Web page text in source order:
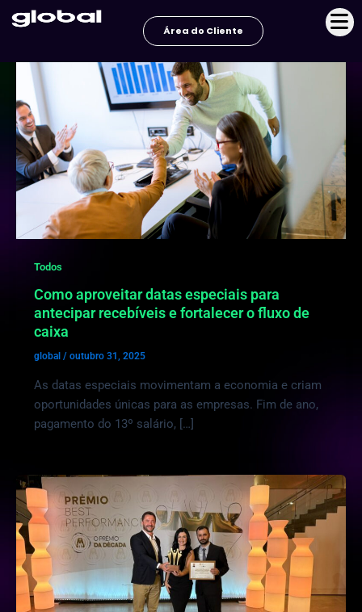
para
conteúdo
Área do Cliente
Todos
Como aproveitar datas especiais para
antecipar recebíveis e fortalecer o fluxo de
caixa
global / outubro 31, 2025
As datas especiais movimentam a economia e criam
oportunidades únicas para as empresas. Fim de ano,
pagamento do 13º salário, […]